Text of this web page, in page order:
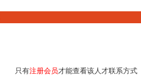
只有注册会员才能查看该人才联系方式